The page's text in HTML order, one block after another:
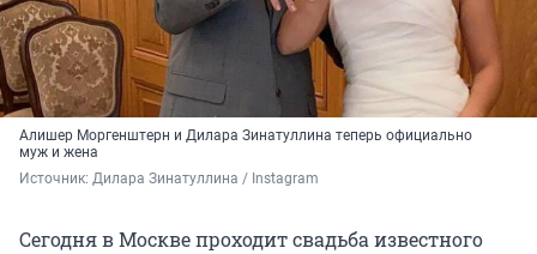
Алишер Моргенштерн и Дилара Зинатуллина теперь официально
муж и жена
Источник: Дилара Зинатуллина / Instagram
Сегодня в Москве проходит свадьба известного